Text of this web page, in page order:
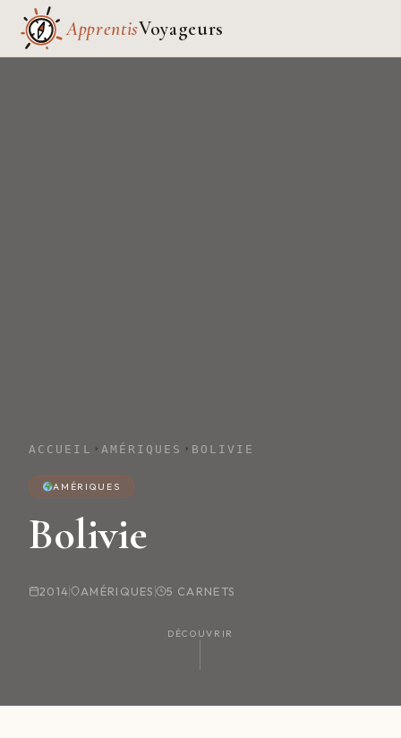
ApprentisVoyageurs
ACCUEIL AMÉRIQUES BOLIVIE
AMÉRIQUES
Bolivie
2014 AMÉRIQUES 5 CARNETS
DÉCOUVRIR